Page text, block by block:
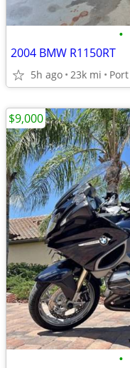
•
2004 BMW R1150RT
5h ago 23k mi
•
$9,000